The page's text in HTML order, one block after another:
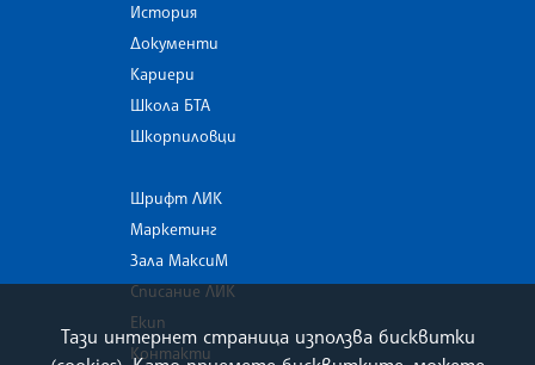
История
Документи
Кариери
Школа БТА
Шкорпиловци
Шрифт ЛИК
Маркетинг
Зала МаксиМ
Списание ЛИК
Екип
Контакти
Тази интернет страница използва бисквитки